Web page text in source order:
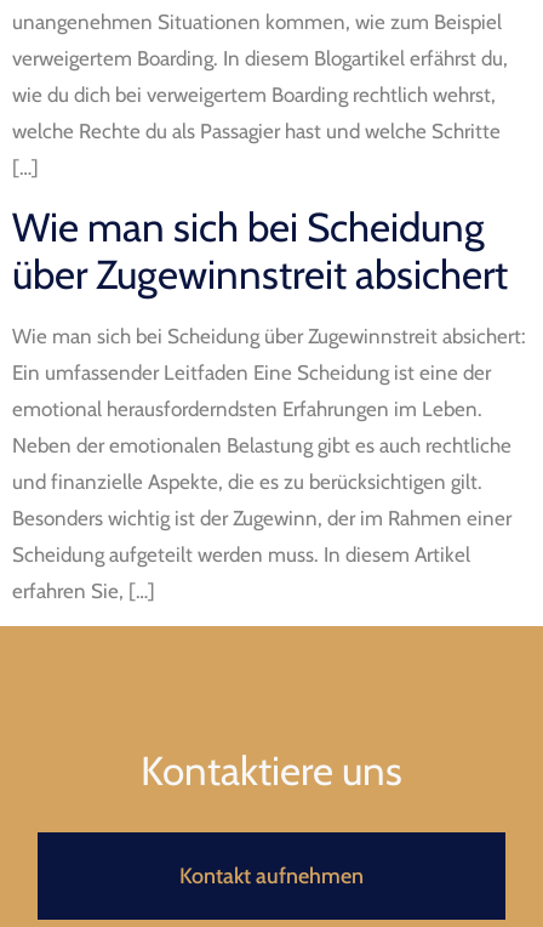
unangenehmen Situationen kommen, wie zum Beispiel
verweigertem Boarding. In diesem Blogartikel erfährst du,
wie du dich bei verweigertem Boarding rechtlich wehrst,
welche Rechte du als Passagier hast und welche Schritte
[…]
Wie man sich bei Scheidung
über Zugewinnstreit absichert
Wie man sich bei Scheidung über Zugewinnstreit absichert:
Ein umfassender Leitfaden Eine Scheidung ist eine der
emotional herausforderndsten Erfahrungen im Leben.
Neben der emotionalen Belastung gibt es auch rechtliche
und finanzielle Aspekte, die es zu berücksichtigen gilt.
Besonders wichtig ist der Zugewinn, der im Rahmen einer
Scheidung aufgeteilt werden muss. In diesem Artikel
erfahren Sie, […]
Kontaktiere uns
Kontakt aufnehmen